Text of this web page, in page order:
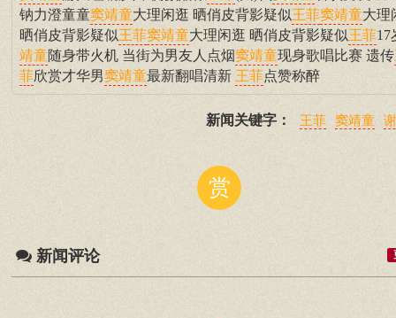
钠力澄童童窦靖童大理闲逛 晒俏皮背影疑似王菲窦靖童大理
晒俏皮背影疑似王菲窦靖童大理闲逛 晒俏皮背影疑似王菲17
靖童随身带火机 当街为男友人点烟窦靖童现身歌唱比赛 遗传
菲欣赏才华男窦靖童最新翻唱清新 王菲点赞称醉
新闻关键字： 王菲 窦靖童
赏
新闻评论